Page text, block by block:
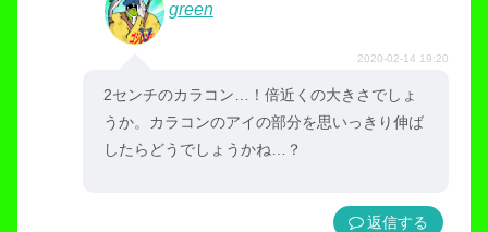
green
2020-02-14 19:20
2センチのカラコン…！倍近くの大きさでしょ
うか。カラコンのアイの部分を思いっきり伸ば
したらどうでしょうかね…？
返信